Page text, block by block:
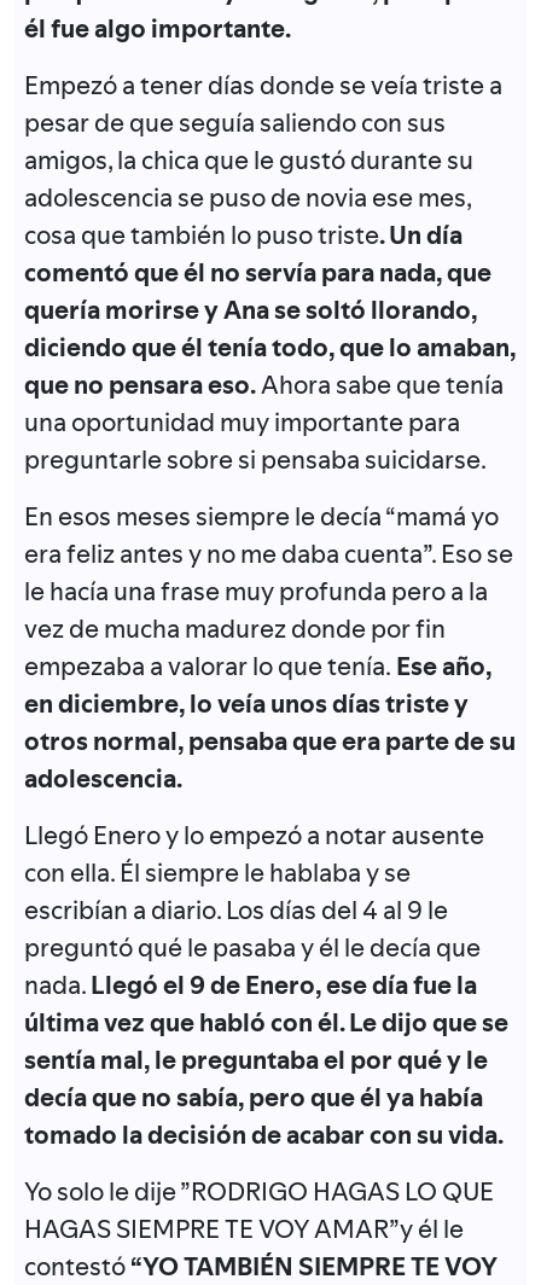
él fue algo importante.
Empezó a tener días donde se veía triste a
pesar de que seguía saliendo con sus
amigos, la chica que le gustó durante su
adolescencia se puso de novia ese mes,
cosa que también lo puso triste. Un día
comentó que él no servía para nada, que
quería morirse y Ana se soltó llorando,
diciendo que él tenía todo, que lo amaban,
que no pensara eso.Ahora sabe que tenía
una oportunidad muy importante para
preguntarle sobre si pensaba suicidarse.
En esos meses siempre le decía “mamá yo
era feliz antes y no me daba cuenta”. Eso se
le hacía una frase muy profunda pero a la
vez de mucha madurez donde por fin
empezaba a valorar lo que tenía. Ese año,
en diciembre, lo veía unos días triste y
otros normal, pensaba que era parte de su
adolescencia.
Llegó Enero y lo empezó a notar ausente
con ella. Él siempre le hablaba y se
escribían a diario. Los días del 4 al 9 le
preguntó qué le pasaba y él le decía que
nada.Llegó el 9 de Enero, ese día fue la
última vez que habló con él. Le dijo que se
sentía mal, le preguntaba el por qué y le
decía que no sabía, pero que él ya había
tomado la decisión de acabar con su vida.
Yo solo le dije ”RODRIGO HAGAS LO QUE
HAGAS SIEMPRE TE VOY AMAR”y él le
contestó“YO TAMBIÉN SIEMPRE TE VOY